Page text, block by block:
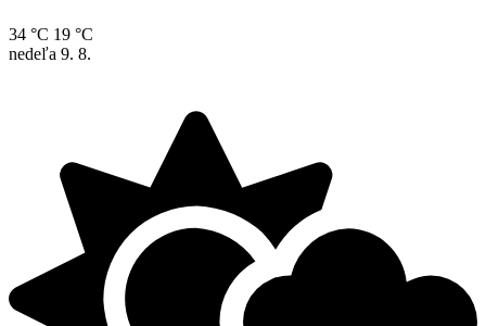
34 °C 19 °C
nedeľa 9. 8.